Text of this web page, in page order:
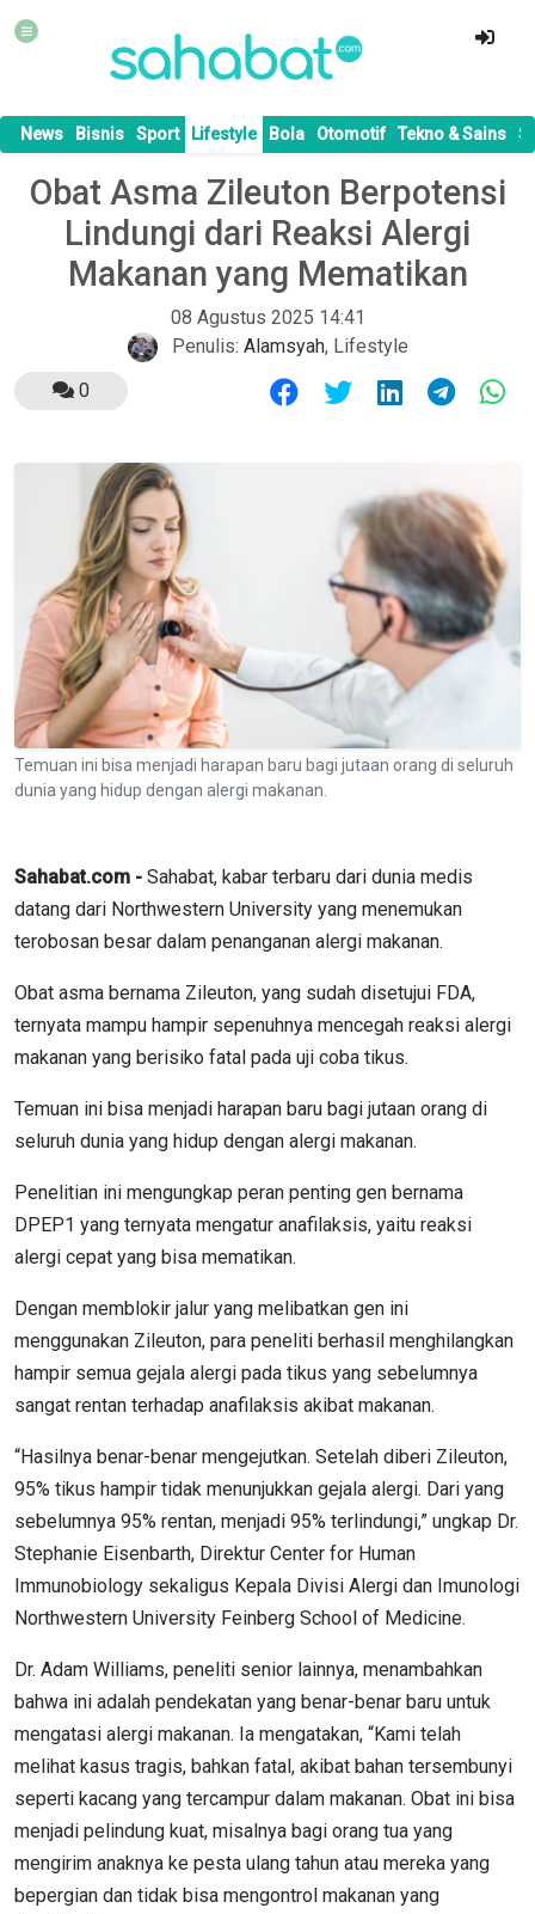
News Bisnis Sport Lifestyle Bola Otomotif Tekno & Sains
Obat Asma Zileuton Berpotensi
Lindungi dari Reaksi Alergi
Makanan yang Mematikan
08 Agustus 2025 14:41
Penulis: Alamsyah, Lifestyle
0
Temuan ini bisa menjadi harapan baru bagi jutaan orang di seluruh
dunia yang hidup dengan alergi makanan.
Sahabat.com - Sahabat, kabar terbaru dari dunia medis
datang dari Northwestern University yang menemukan
terobosan besar dalam penanganan alergi makanan.
Obat asma bernama Zileuton, yang sudah disetujui FDA,
ternyata mampu hampir sepenuhnya mencegah reaksi alergi
makanan yang berisiko fatal pada uji coba tikus.
Temuan ini bisa menjadi harapan baru bagi jutaan orang di
seluruh dunia yang hidup dengan alergi makanan.
Penelitian ini mengungkap peran penting gen bernama
DPEP1 yang ternyata mengatur anafilaksis, yaitu reaksi
alergi cepat yang bisa mematikan.
Dengan memblokir jalur yang melibatkan gen ini
menggunakan Zileuton, para peneliti berhasil menghilangkan
hampir semua gejala alergi pada tikus yang sebelumnya
sangat rentan terhadap anafilaksis akibat makanan.
“Hasilnya benar-benar mengejutkan. Setelah diberi Zileuton,
95% tikus hampir tidak menunjukkan gejala alergi. Dari yang
sebelumnya 95% rentan, menjadi 95% terlindungi,” ungkap Dr.
Stephanie Eisenbarth, Direktur Center for Human
Immunobiology sekaligus Kepala Divisi Alergi dan Imunologi
Northwestern University Feinberg School of Medicine.
Dr. Adam Williams, peneliti senior lainnya, menambahkan
bahwa ini adalah pendekatan yang benar-benar baru untuk
mengatasi alergi makanan. Ia mengatakan, “Kami telah
melihat kasus tragis, bahkan fatal, akibat bahan tersembunyi
seperti kacang yang tercampur dalam makanan. Obat ini bisa
menjadi pelindung kuat, misalnya bagi orang tua yang
mengirim anaknya ke pesta ulang tahun atau mereka yang
bepergian dan tidak bisa mengontrol makanan yang